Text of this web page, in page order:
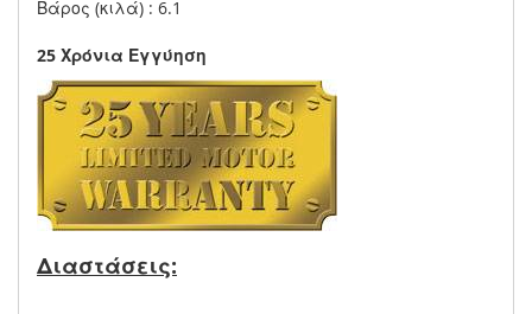
Βάρος (κιλά) : 6.1
25 Χρόνια Εγγύηση
Διαστάσεις: